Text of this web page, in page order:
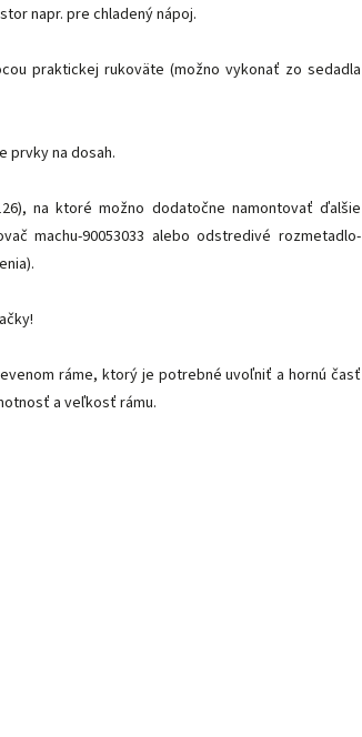
napr. pre chladený nápoj.
praktickej rukoväte (možno vykonať zo sedadla
prvky na dosah.
na ktoré možno dodatočne namontovať ďalšie
machu-90053033 alebo odstredivé rozmetadlo-
ráme, ktorý je potrebné uvoľniť a hornú časť
a veľkosť rámu.